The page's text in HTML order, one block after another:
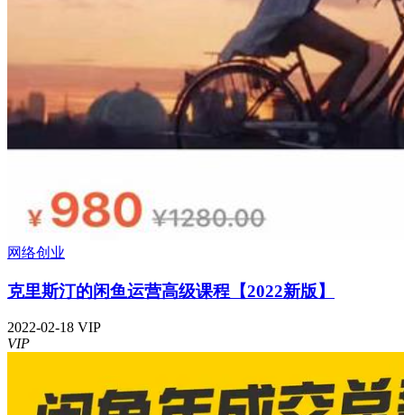
网络创业
克里斯汀的闲鱼运营高级课程【2022新版】
2022-02-18 VIP
VIP